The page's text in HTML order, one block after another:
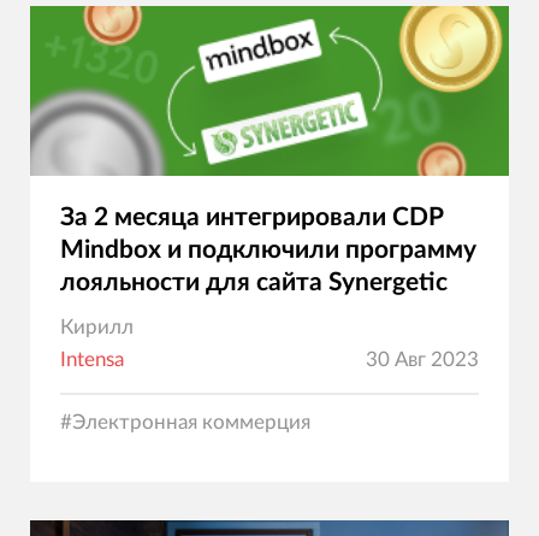
За 2 месяца интегрировали CDP
Mindbox и подключили программу
лояльности для сайта Synergetic
Кирилл
Intensa
30 Авг 2023
#Электронная коммерция